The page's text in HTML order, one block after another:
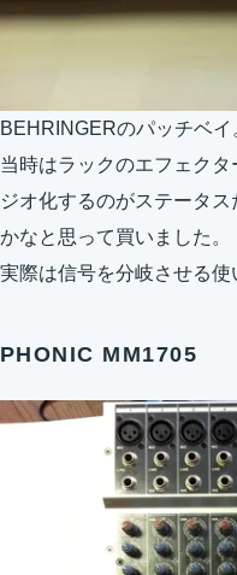
BEHRINGERのパッチベイ
当時はラックのエフェク
ジオ化するのがステータ
かなと思って買いました。
実際は信号を分岐させる使
PHONIC MM1705